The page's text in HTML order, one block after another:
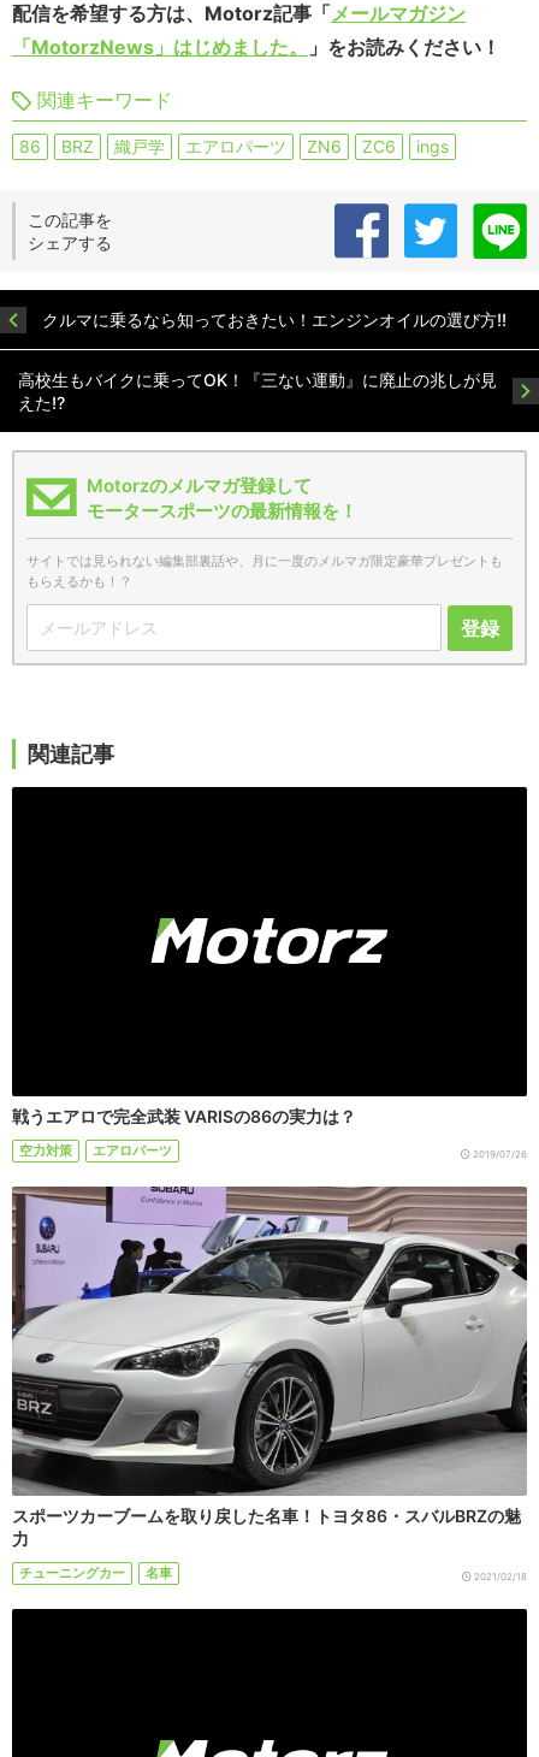
配信を希望する方は、Motorz記事「メールマガジン
「MotorzNews」はじめました。
」をお読みください！
関連キーワード
86 BRZ 織戸学 エアロパーツ ZN6 ZC6 ings
この記事を
シェアする
クルマに乗るなら知っておきたい！エンジンオイルの選び方!!
高校生もバイクに乗ってOK！『三ない運動』に廃止の兆しが見
えた!?
Motorzのメルマガ登録して
モータースポーツの最新情報を！
サイトでは見られない編集部裏話や、月に一度のメルマガ限定豪華プレゼントも
もらえるかも！？
登録
関連記事
戦うエアロで完全武装 VARISの86の実力は？
空力対策 エアロパーツ 2019/07/26
スポーツカーブームを取り戻した名車！トヨタ86・スバルBRZの魅
力
チューニングカー 名車 2021/02/18